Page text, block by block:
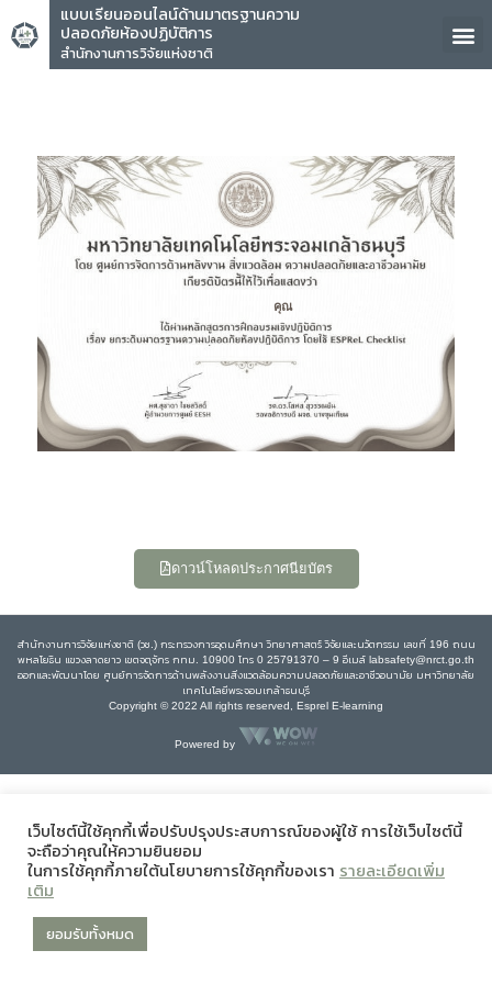
แบบเรียนออนไลน์ด้านมาตรฐานความ
ปลอดภัยห้องปฏิบัติการ
สำนักงานการวิจัยแห่งชาติ
คุณ
ดาวน์โหลดประกาศนียบัตร
สำนักงานการวิจัยแห่งชาติ (วช.) กระทรวงการอุดมศึกษา วิทยาศาสตร์ วิจัยและนวัตกรรม เลขที่ 196 ถนน
พหลโยธิน แขวงลาดยาว เขตจตุจักร กทม. 10900 โทร 0 25791370 – 9 อีเมล์ labsafety@nrct.go.th
ออกและพัฒนาโดย ศูนย์การจัดการด้านพลังงานสิ่งแวดล้อมความปลอดภัยและอาชีวอนามัย มหาวิทยาลัย
เทคโนโลยีพระจอมเกล้าธนบุรี
Copyright © 2022 All rights reserved, Esprel E-learning
Powered by
เว็บไซต์นี้ใช้คุกกี้เพื่อปรับปรุงประสบการณ์ของผู้ใช้ การใช้เว็บไซต์นี้
จะถือว่าคุณให้ความยินยอม
ในการใช้คุกกี้ภายใต้นโยบายการใช้คุกกี้ของเรา รายละเอียดเพิ่ม
เติม
ยอมรับทั้งหมด